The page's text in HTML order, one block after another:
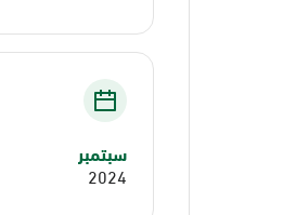
سبتمبر
2024